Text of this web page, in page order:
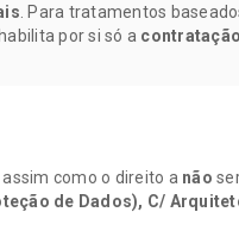
. Para tratamentos
por si só a contratação
assim como o direito a não
de Dados), C/